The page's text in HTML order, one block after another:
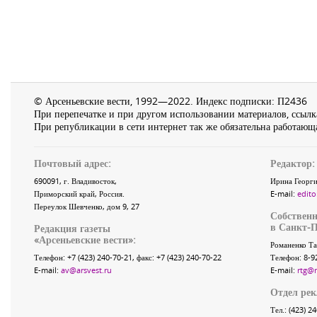
© Арсеньевские вести, 1992—2022. Индекс подписки: П2436
При перепечатке и при другом использовании материалов,
При републикации в сети интернет так же обязательна
Почтовый адрес:
690091, г. Владивосток,
Приморский край, Россия.
Переулок Шевченко, дом 9, 27
Редакция газеты
«Арсеньевские вести»:
Телефон: +7 (423) 240-70-21, факс: +7 (423) 240-70-22
E-mail: av@arsvest.ru
Редактор:
Ирина
E-mail:
в Санкт-
Романенко
Телефон: 8-
E-mail:
Отдел
Тел.: (423)